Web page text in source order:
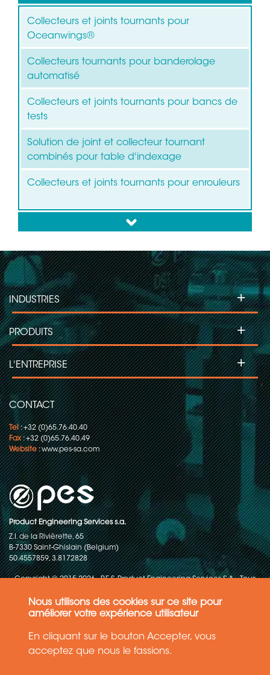
Nous utilisons des cookies sur ce site pour
améliorer votre expérience utilisateur
En cliquant sur le bouton Accepter, vous
acceptez que nous le fassions.
Collecteurs et joints tournants pour
Oceanwings®
Collecteurs tournants pour banderolage
automatisé
Collecteurs et joints tournants pour bancs de
tests
Solution de joint et collecteur tournant
combinés pour table d'indexage
Collecteurs et joints tournants pour enrouleurs
down
CONTACT
Tel: +32 (0)65.76.40.40
Fax: +32 (0)65.76.40.49
Website:www.pes-sa.com
Product Engineering Services s.a.
Z.I. de la Rivièrette, 65
B-7330 Saint-Ghislain (Belgium)
50.4557859, 3.8172828
INDUSTRIES +
PRODUITS +
L'ENTREPRISE +
Copyright © 2015-2026 - P.E.S. Product Engineering Services S.A. - Tous
Politique de protection des données
Conditions générales de ventes